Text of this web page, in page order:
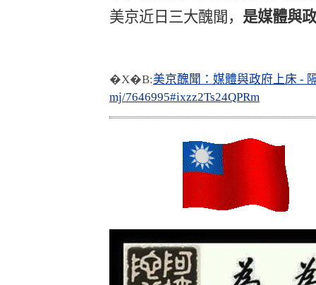
美京近日三大醜聞， 是媒體與
�X�B:美京醜聞：媒體與政府上床 -
mj/7646995#ixzz2Ts24QPRm